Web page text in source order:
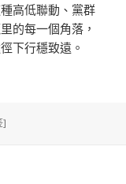
高低聯動、黨群
的每一個角落，
下行穩致遠。
]